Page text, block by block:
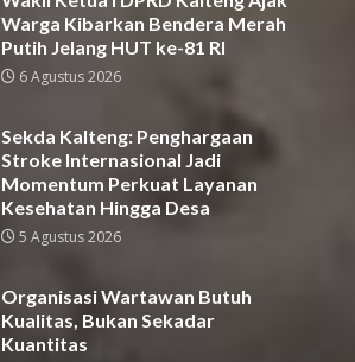
Warga Kibarkan Bendera Merah
Putih Jelang HUT ke-81 RI
6 Agustus 2026
Sekda Kalteng: Penghargaan
Stroke Internasional Jadi
Momentum Perkuat Layanan
Kesehatan Hingga Desa
5 Agustus 2026
Organisasi Wartawan Butuh
Kualitas, Bukan Sekadar
Kuantitas